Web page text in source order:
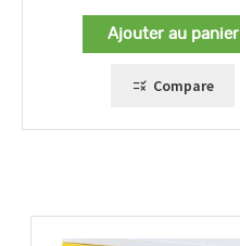
Ajouter au panier
Compare